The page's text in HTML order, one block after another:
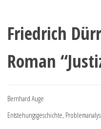
Friedrich
Roman
Bernhard Auge
Entstehungsgeschichte,